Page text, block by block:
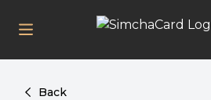
Back